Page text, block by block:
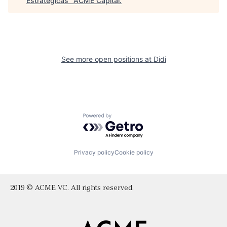
See more open positions at Didi
Powered by Getro.com
Privacy policyCookie policy
2019 © ACME VC. All rights reserved.